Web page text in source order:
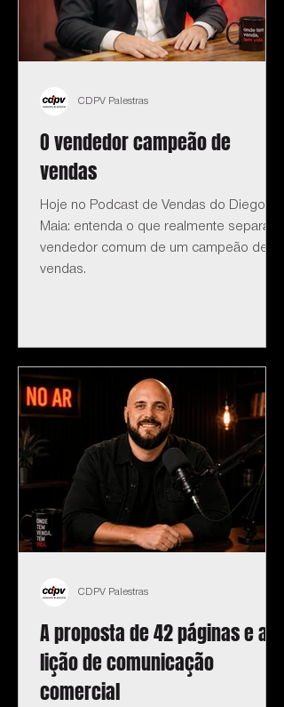
O vendedor campeão de
vendas
Hoje no Podcast de Vendas do Diego
Maia: entenda o que realmente separa o
vendedor comum de um campeão de
vendas.
CDPV Palestras
A proposta de 42 páginas e a
lição de comunicação
comercial
CDPV Palestras